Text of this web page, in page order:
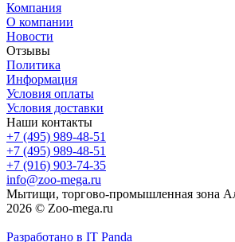
Компания
О компании
Новости
Отзывы
Политика
Информация
Условия оплаты
Условия доставки
Наши контакты
+7 (495) 989-48-51
+7 (495) 989-48-51
+7 (916) 903-74-35
info@zoo-mega.ru
Мытищи, торгово-промышленная зона
2026 © Zoo-mega.ru
Разработано в IT Panda